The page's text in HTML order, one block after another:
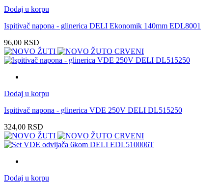
Dodaj u korpu
Ispitivač napona - glinerica DELI Ekonomik 140mm EDL8001
96,00 RSD
Dodaj u korpu
Ispitivač napona - glinerica VDE 250V DELI DL515250
324,00 RSD
Dodaj u korpu